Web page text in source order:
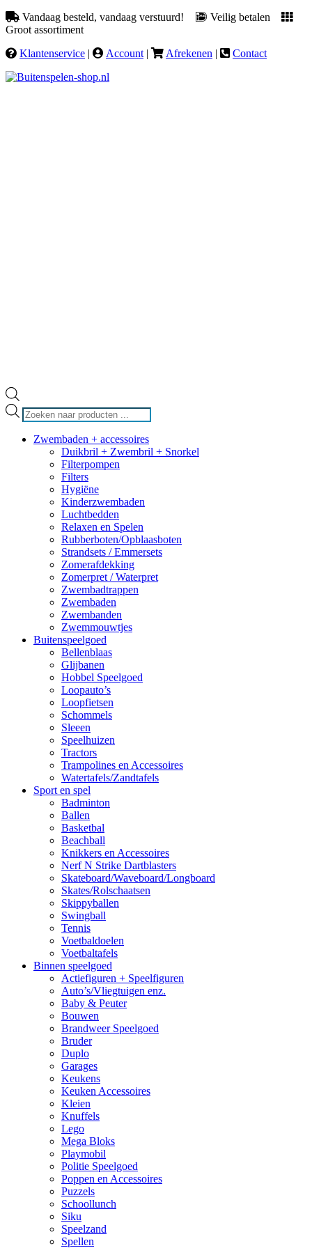
Vandaag besteld, vandaag verstuurd!
Veilig betalen
Groot assortiment
Klantenservice | Account | Afrekenen | Contact
Producten
zoeken
Zwembaden + accessoires
Duikbril + Zwembril + Snorkel
Filterpompen
Filters
Hygiëne
Kinderzwembaden
Luchtbedden
Relaxen en Spelen
Rubberboten/Opblaasboten
Strandsets / Emmersets
Zomerafdekking
Zomerpret / Waterpret
Zwembadtrappen
Zwembaden
Zwembanden
Zwemmouwtjes
Buitenspeelgoed
Bellenblaas
Glijbanen
Hobbel Speelgoed
Loopauto’s
Loopfietsen
Schommels
Sleeen
Speelhuizen
Tractors
Trampolines en Accessoires
Watertafels/Zandtafels
Sport en spel
Badminton
Ballen
Basketbal
Beachball
Knikkers en Accessoires
Nerf N Strike Dartblasters
Skateboard/Waveboard/Longboard
Skates/Rolschaatsen
Skippyballen
Swingball
Tennis
Voetbaldoelen
Voetbaltafels
Binnen speelgoed
Actiefiguren + Speelfiguren
Auto’s/Vliegtuigen enz.
Baby & Peuter
Bouwen
Brandweer Speelgoed
Bruder
Duplo
Garages
Keukens
Keuken Accessoires
Kleien
Knuffels
Lego
Mega Bloks
Playmobil
Politie Speelgoed
Poppen en Accessoires
Puzzels
Schoollunch
Siku
Speelzand
Spellen